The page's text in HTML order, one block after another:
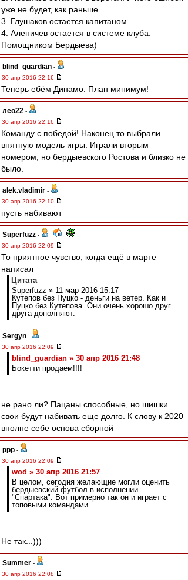
уже не будет, как раньше.
3. Глушаков остается капитаном.
4. Аленичев остается в системе клуба.
Помощником Бердыева)
blind_guardian -
30 апр 2016 22:16
Теперь ебём Динамо. План минимум!
лео22 -
30 апр 2016 22:16
Команду с победой! Наконец то выбрали
внятную модель игры. Играли вторым
номером, но бердыевского Ростова и близко не
было.
alek.vladimir -
30 апр 2016 22:10
пусть набивают
Superfuzz -
30 апр 2016 22:09
То приятное чувство, когда ещё в марте
написал
Цитата
Superfuzz » 11 мар 2016 15:17
Кутепов без Пуцко - деньги на ветер. Как и
Пуцко без Кутепова. Они очень хорошо друг
друга дополняют.
Sergyn -
30 апр 2016 22:09
blind_guardian » 30 апр 2016 21:48
Бокетти продаем!!!!
не рано ли? Пацаны способные, но шишки
свои будут набивать еще долго. К слову к 2020
вполне себе основа сборной
ppp -
30 апр 2016 22:09
wod » 30 апр 2016 21:57
В целом, сегодня желающие могли оценить
бердыевский футбол в исполнении
"Спартака". Вот примерно так он и играет с
топовыми командами.
Не так...)))
Summer -
30 апр 2016 22:08